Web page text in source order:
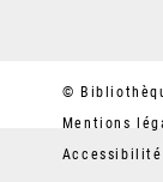
©
Mentions